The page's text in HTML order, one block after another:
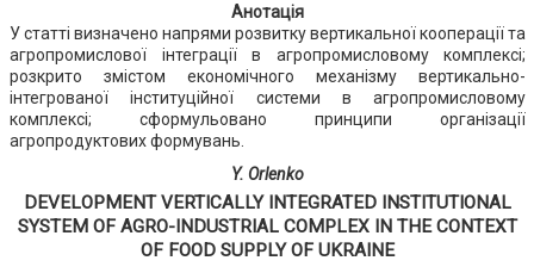
Анотація
У статті визначено напрями розвитку вертикальної кооперації та
агропромислової інтеграції в агропромисловому комплексі;
розкрито змістом економічного механізму вертикально-
інтегрованої інституційної системи в агропромисловому
комплексі; сформульовано принципи організації
агропродуктових формувань.
Y. Orlenko
DEVELOPMENT VERTICALLY INTEGRATED INSTITUTIONAL
SYSTEM OF AGRO-INDUSTRIAL COMPLEX IN THE CONTEXT
OF FOOD SUPPLY OF UKRAINE